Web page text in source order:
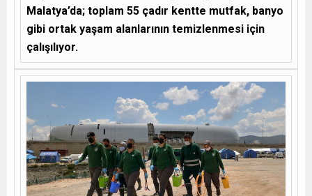
Malatya’da; toplam 55 çadır kentte mutfak, banyo
gibi ortak yaşam alanlarının temizlenmesi için
çalışılıyor.